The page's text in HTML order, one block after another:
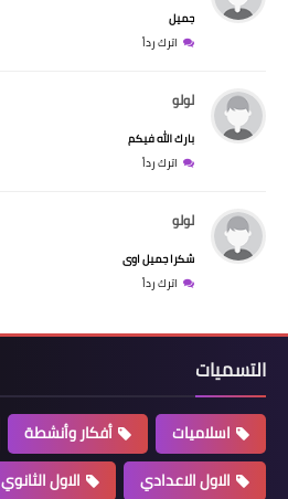
جميل
اترك رداً
لولو
بارك الله فيكم
اترك رداً
لولو
شكرا جميل اوى
اترك رداً
التسميات
اسلاميات أفكار وأنشطة
الاول الاعدادي
الاول الثانوي